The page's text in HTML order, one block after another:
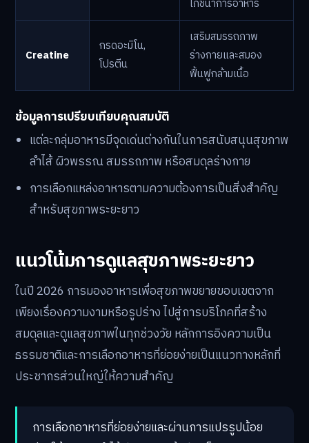
โภชนาการอาหาร
Creatine
กรดอะมิโน,
โปรตีน
เสริมสมรรถภาพ
ร่างกายและสมอง
ฟื้นฟูกล้ามเนื้อ
ข้อมูลการเปรียบเทียบคุณสมบัติ
แต่ละกลุ่มอาหารมีจุดเด่นต่างกันในการสนับสนุนสุขภาพ
ลำไส้ ผิวพรรณ สมรรถภาพ หรือสมดุลร่างกาย
การเลือกแหล่งอาหารตามความต้องการเป็นสิ่งสำคัญ
สำหรับสุขภาพระยะยาว
แนวโน้มการดูแลสุขภาพระยะยาว
ในปี 2026 การมองอาหารเพื่อสุขภาพขยายขอบเขตจาก
เพียงเรื่องความงามหรือรูปร่าง ไปสู่การบริโภคที่สร้าง
สมดุลและดูแลสุขภาพในทุกช่วงวัย หลักการอิงความเป็น
ธรรมชาติและการเลือกอาหารที่ย่อยง่ายเป็นแนวทางหลักที่
ประชากรส่วนใหญ่ให้ความสำคัญ
การเลือกอาหารที่ย่อยง่ายและผ่านการแปรรูปน้อย